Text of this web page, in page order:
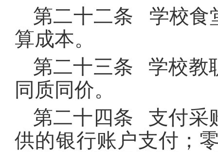
第二十二条 学校食
算成本。
第二十三条 学校教
同质同价。
第二十四条 支付采
供的银行账户支付；